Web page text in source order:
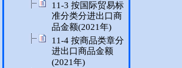
11-3 按国际贸易标
准分类分进出口商
品金额(2021年)
11-4 按商品类章分
进出口商品金额
(2021年)